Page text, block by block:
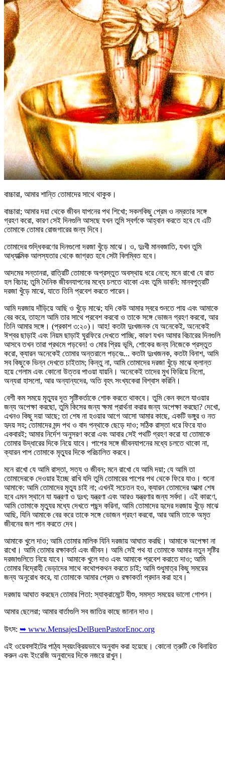
বাচ্চারা, আমার শান্তি তোমাদের সাথে থাকুক।
বাচ্চারা; আমার দয়া থেকে জীবন যাপনের পথ শিখো; সকলকিছু প্রেম ও নম্রতার সঙ্গে
গ্রহণ করো, কারণ সেই দিনগুলি আসছে যখন তুমি স্বর্গকে আহ্বান করতে হবে যে এটি
তোমাকে তোমার রোজগারের জন্য দিবে।
তোমাদের শুদ্ধিকরণের দিনগুলো দরজা খুঁড়ে মাঝে। ও, দুঃখী মানবজাতি, যখন তুমি
আধ্যাত্মিক আলস্যতার থেকে জাগ্রত হবে সেটা বিলম্বিত হবে।
আদমের সন্তানরা, রাত্রিটি তোমাকে অপ্রস্তুত অবস্থায় ধরে নেবে; মনে রাখো যে রাত
হল বিচার; তুমি দৈনিক জীবনযাপনের মধ্যে চলতে থাকো এবং তুমি ভাবনি: মানবপুত্রটি
দরজা খুঁড়ে মাঝে, যাতে তিনি প্রবেশ করতে পারেন।
আমি দরজায় দাঁড়িয়ে আছি ও খুঁড়ে মাঝে; যদি কেউ আমার স্বরে শুনতে পায় এবং আমাকে
বের করে, তাহলে আমি তার সাথে প্রবেশ করবো ও তাকে সঙ্গে ভোজন গ্রহণ করবো, আর
তিনি আমার সঙ্গে। (প্রকাশ ৩:২০)। আহ! কতটা দুঃখজনক যে অনেকেই, অনেকেই
ঈশ্বর ছাড়াই এবং নিয়ম ছাড়াই ঘুরফিরে দেখতে পাচ্ছি, কারণ যখন আমার বিচারের দিনগুলি
আসবে তখন তারা প্রথমে পড়বেন! ও মোর প্রিয় ভূমি, শোকের জন্য নিজেকে প্রস্তুত
করো, ক্যারন অনেকেই তোমার অন্তরালে পড়বেঃ... কতটা দুঃখজনক, কতটা বিনাশ, আমি
সব কিছুকে ভিন্ন দেখতে চাইতাম; কিন্তু না, আমি তোমাদের দরজা খুঁড়ে মাঝে ক্লান্ত
হয়ে গেলাম এবং কোনো উত্তর পাওয়া যায়নি। অনেকেই তাদের মুখ ফিরিয়ে নিলো,
অন্যরা হাসলো, আর অন্যান্যদের, অতি বৃহৎ সংখ্যকেরা বিশ্বাস করিনি।
বেশী কম সময়ে মৃত্যুর দূত সৃষ্টিকর্তাকে শোক করতে থাকবে। তুমি কেন বদলে যাওয়ার
জন্য অপেক্ষা করছো, তুমি কিসের জন্য ক্ষমা প্রার্থনা করার জন্য অপেক্ষা করছো? দেখো,
এখনও কিছু দয়া আছে; তা শেষ না হওয়ার আগে আসো আমার কাছে, একটি ভঙ্গুর ও নত
হৃদয় সহ; তোমাদের মন্দ পথ ও বাদ পন্থাকে ছেড়ে দাও; সঠিক রাস্তা ধরে ফিরে যাও
একবারই; আমার নির্দেশ অনুসরণ করো এবং আবার সেই পথটি গ্রহণ করো যা তোমাকে
তোমার উদ্ধারের দিকে নিয়ে যাবে। পাপের সঙ্গে জীবনযাপনের মধ্যে চলতে থাকো না,
ক্যারন পাপ তোমাকে মৃত্যুর দিকে পরিচালিত করবে।
মনে রাখো যে আমি রাস্তা, সত্য ও জীবন; মনে রাখো যে আমি দয়া; যে আমি তা
তোমাদেরকে দেওয়ার ইচ্ছে রাখি যদি তুমি তোমারের পাপের পথ থেকে ফিরে যাও। শুনো
আমাকে: আমি তোমাদের মৃত্যু চাই না; এখনই সচেতন হও, ক্যারন তোমাদের আত্মা শেষ
হবে এমন স্থানে যা যন্ত্রণা ও দুঃখ; যন্ত্রণা এবং আরও যন্ত্রণার জন্য সর্বদা। এই কারণে,
আমি তোমাকে মৃত্যুর মধ্যে দেখতে পছন্দ করিনা, আমি তোমাদের হৃদের দরজায় খুঁড়ে মাঝে
আছি, যিনি আমাকে বের করে তাকে সঙ্গে ভোজন গ্রহণ করবো, আর আমি তাকে অমৃত
জীবনের জল পান করতে দেব।
আমাকে খুলে দাও; আমি তোমার মালিক যিনি দরজায় আঘাত করছি। আমাকে অপেক্ষা না
রাখো। আমি তোমার রক্ষাকর্তা এবং জীবন। আমি সেই পথ যা তোমাকে আমার নতুন সৃষ্টির
দরজাগুলিতে নিয়ে যাবে। আমাকে খুলে দাও এবং আমাকে প্রবেশ করাতে দাও; আমি
তোমার বিদ্রোহী ভেড়াদের সাথে কথোপকথন করতে চাই; আমি শুধুমাত্র কিছু সময়ের
জন্য অনুরোধ করে, যা তোমাকে আমার প্রেম ও রক্ষাকর্তা প্রদান করা হবে।
দরজায় আঘাত করছেন তোমার পিতা: স্যাক্রামেন্টে যীশু, সমস্ত সময়ের ভালো গোপন।
আমার ছেলেরা; আমার বার্তাগুলি সব জাতির কাছে জানান দাও।
উৎস: ➥ www.MensajesDelBuenPastorEnoc.org
এই ওয়েবসাইটের পাঠ্য স্বয়ংক্রিয়ভাবে অনুবাদ করা হয়েছে। কোনো ত্রুটি কে বিনায়িত
করুন এবং ইংরেজি অনুবাদের দিকে নজরে রাখুন।